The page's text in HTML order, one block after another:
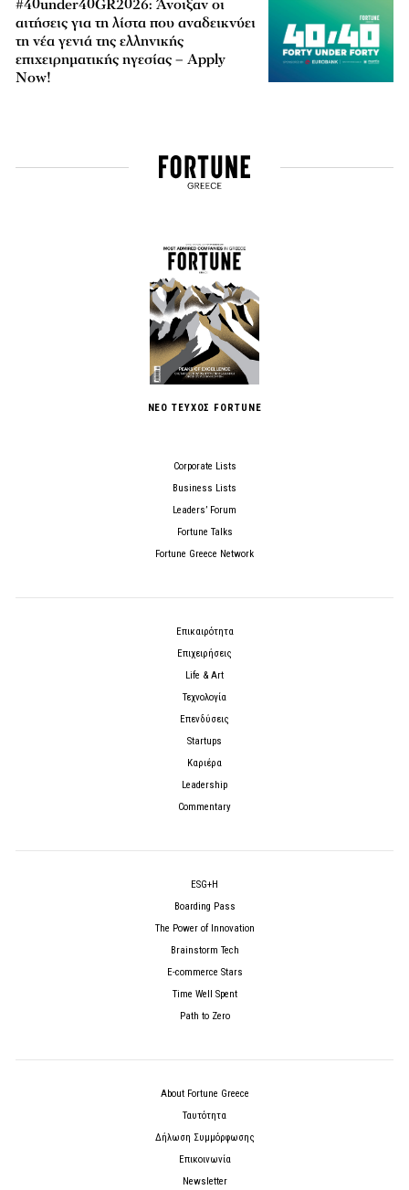
#40under40GR2026: Άνοιξαν οι
αιτήσεις για τη λίστα που αναδεικνύει
τη νέα γενιά της ελληνικής
επιχειρηματικής ηγεσίας – Apply
Now!
ΝΕΟ ΤΕΥΧΟΣ FORTUNE
Corporate Lists
Business Lists
Leaders’ Forum
Fortune Talks
Fortune Greece Network
Επικαιρότητα
Επιχειρήσεις
Life & Art
Τεχνολογία
Επενδύσεις
Startups
Καριέρα
Leadership
Commentary
ESG+H
Boarding Pass
The Power of Innovation
Brainstorm Tech
E-commerce Stars
Time Well Spent
Path to Zero
About Fortune Greece
Ταυτότητα
Δήλωση Συμμόρφωσης
Επικοινωνία
Newsletter